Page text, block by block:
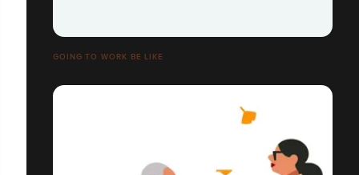
GOING TO WORK BE LIKE